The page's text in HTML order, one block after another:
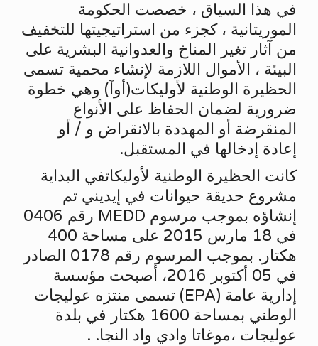
في هذا السياق ، خصصت الحكومة
الموريتانية ، كجزء من استراتيجيتها للتخفيف
من آثار تغير المناخ والعدوانية البشرية على
البيئة ، الأموال اللازمة لإنشاء محمية تسمى
الحظيرة الوطنية لأوليكات(أوآ) وهي خطوة
ضرورية لضمان الحفاظ على الأنواع
المنقرضة أو المهددة بالانقراض و / أو
إعادة إدخالها في المستقبل.
كانت الحظيرة الوطنية لأوليكاتفي البداية
مشروع حديقة حيوانات في إيديني تم
إنشاؤه بموجب مرسوم MEDD رقم 0406
في 18 مارس 2015 على مساحة 400
هكتار. بموجب المرسوم رقم 0178 الصادر
في 05 أكتوبر 2016، أصبحت مؤسسة
إدارية عامة (EPA) تسمى منتزه عوليجات
الوطني بمساحة 1600 هكتار في بلدة
عوليجات ،موغاتا وادي واد النجا. .